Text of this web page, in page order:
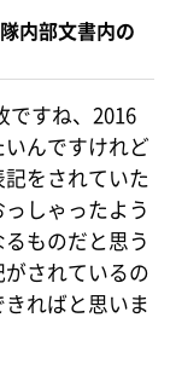
内部文書内の
ですね、2016
んですけれど
をされていた
しゃったよう
ものだと思う
されているの
ればと思いま